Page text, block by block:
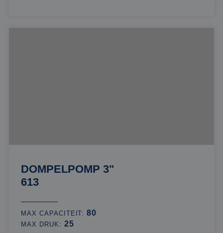
DOMPELPOMP 3"
613
MAX CAPACITEIT:80
MAX DRUK: 25